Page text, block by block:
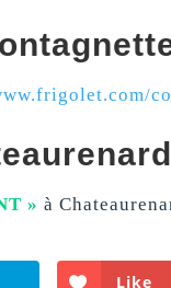
» à
Like